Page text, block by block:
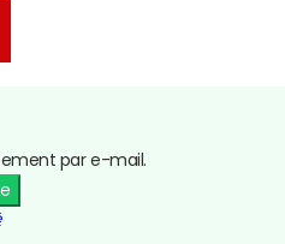
par e-mail.